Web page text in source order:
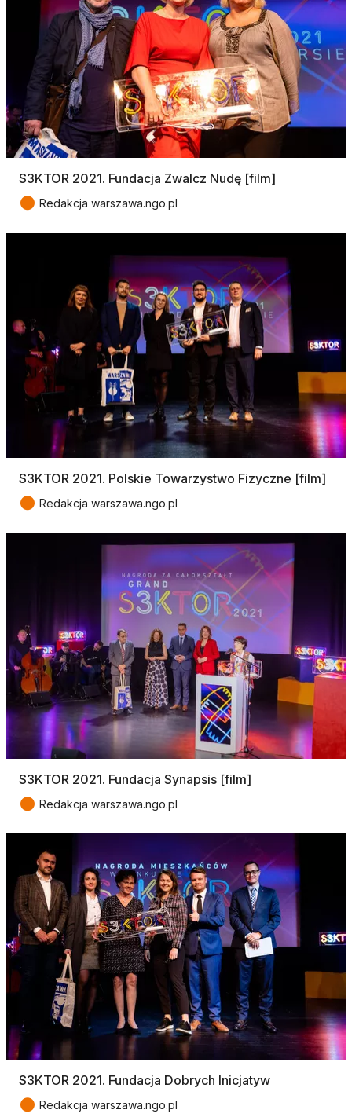
S3KTOR 2021. Fundacja Zwalcz Nudę [film]
● Redakcja warszawa.ngo.pl
S3KTOR 2021. Polskie Towarzystwo Fizyczne [film]
● Redakcja warszawa.ngo.pl
S3KTOR 2021. Fundacja Synapsis [film]
● Redakcja warszawa.ngo.pl
S3KTOR 2021. Fundacja Dobrych Inicjatyw
● Redakcja warszawa.ngo.pl